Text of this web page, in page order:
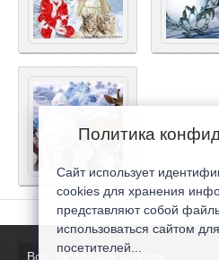
Все последние новости
Политика
Сайт использует
cookies для хранения
представляют собой
использоваться сайтом
посетителей...